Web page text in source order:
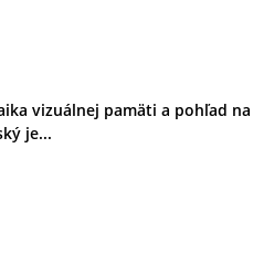
vizuálnej pamäti a pohľad na
je...